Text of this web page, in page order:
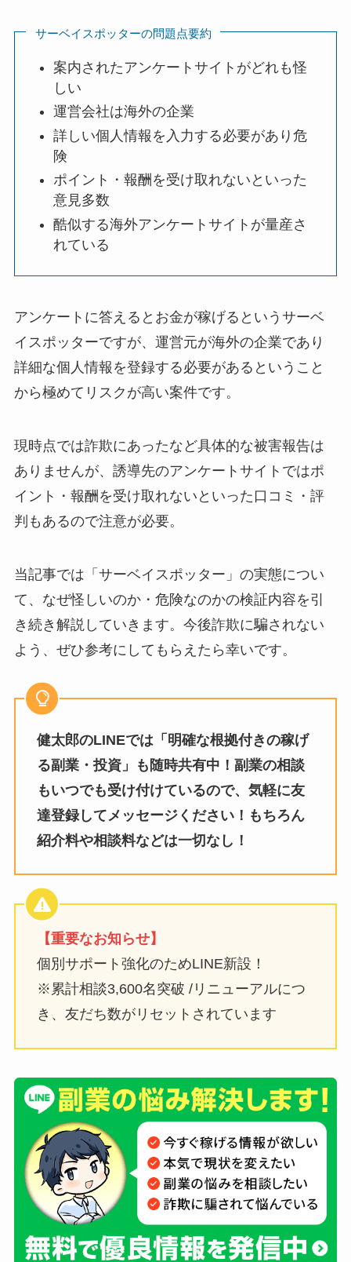
サーベイスポッターの問題点要約
案内されたアンケートサイトがどれも怪
しい
運営会社は海外の企業
詳しい個人情報を入力する必要があり危
険
ポイント・報酬を受け取れないといった
意見多数
酷似する海外アンケートサイトが量産さ
れている
アンケートに答えるとお金が稼げるというサーベ
イスポッターですが、運営元が海外の企業であり
詳細な個人情報を登録する必要があるということ
から極めてリスクが高い案件です。
現時点では詐欺にあったなど具体的な被害報告は
ありませんが、誘導先のアンケートサイトではポ
イント・報酬を受け取れないといった口コミ・評
判もあるので注意が必要。
当記事では「サーベイスポッター」の実態につい
て、なぜ怪しいのか・危険なのかの検証内容を引
き続き解説していきます。今後詐欺に騙されない
よう、ぜひ参考にしてもらえたら幸いです。
健太郎のLINEでは「明確な根拠付きの稼げ
る副業・投資」も随時共有中！副業の相談
もいつでも受け付けているので、気軽に友
達登録してメッセージください！もちろん
紹介料や相談料などは一切なし！
【重要なお知らせ】
個別サポート強化のためLINE新設！
※累計相談3,600名突破 /リニューアルにつ
き、友だち数がリセットされています